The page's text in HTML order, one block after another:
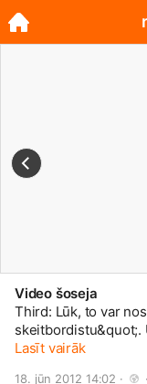
Video šoseja
Third: Lūk, to var
skeitbordistu&quot;.
mūzika=tas video.
Lasīt vairāk
18. jūn 2012 14:02 · ·